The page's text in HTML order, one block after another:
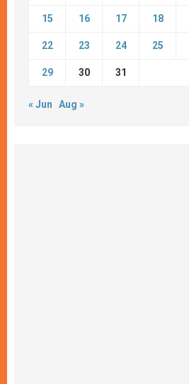
15 16 17 18
22 23 24 25
29 30 31
« Jun Aug »